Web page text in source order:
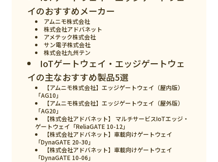
イのおすすめメーカー
アムニモ株式会社
株式会社アドバネット
アメテック株式会社
サン電子株式会社
株式会社九州テン
IoTゲートウェイ・エッジゲートウェ
イの主なおすすめ製品5選
【アムニモ株式会社】エッジゲートウェイ（屋内版）
「AG10」
【アムニモ株式会社】エッジゲートウェイ（屋外版）
「AG20」
【株式会社アドバネット】 マルチサービスIoTエッジ・
ゲートウェイ「ReliaGATE 10-12」
【株式会社アドバネット】車載向けゲートウェイ
「DynaGATE 20-30」
【株式会社アドバネット】車載向けゲートウェイ
「DynaGATE 10-06」